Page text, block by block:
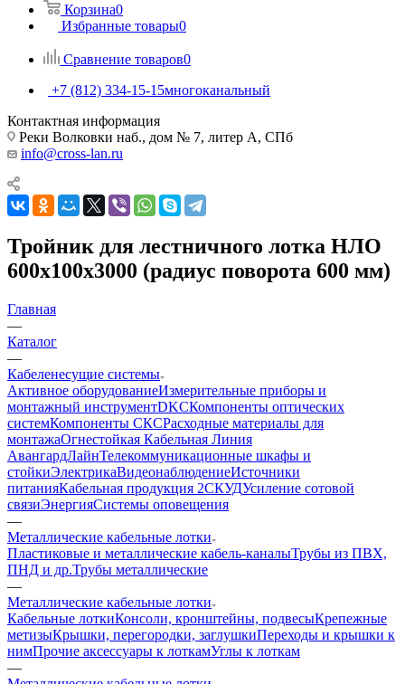
Корзина0
Избранные товары0
Сравнение товаров0
+7 (812) 334-15-15многоканальный
Контактная информация
Реки Волковки наб., дом № 7, литер А, СПб
info@cross-lan.ru
Тройник для лестничного лотка НЛО
600х100х3000 (радиус поворота 600 мм)
Главная
—
Каталог
—
Кабеленесущие системы
Активное оборудованиеИзмерительные приборы и
монтажный инструментDKCКомпоненты оптических
системКомпоненты СКСРасходные материалы для
монтажаОгнестойкая Кабельная Линия
АвангардЛайнТелекоммуникационные шкафы и
стойкиЭлектрикаВидеонаблюдениеИсточники
питанияКабельная продукция 2СКУДУсиление сотовой
связиЭнергияСистемы оповещения
—
Металлические кабельные лотки
Пластиковые и металлические кабель-каналыТрубы из ПВХ,
ПНД и др.Трубы металлические
—
Металлические кабельные лотки
Кабельные лоткиКонсоли, кронштейны, подвесыКрепежные
метизыКрышки, перегородки, заглушкиПереходы и крышки к
нимПрочие аксессуары к лоткамУглы к лоткам
—